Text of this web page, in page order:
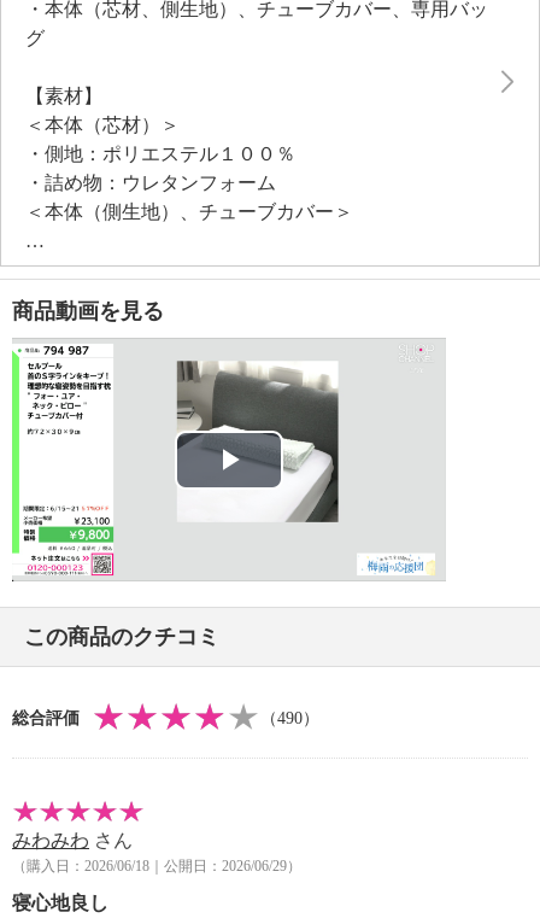
ので、清潔に使えます（芯材を手洗いする際は詰物を
中袋から出さずそのまま手洗いして下さい）。
・本体（芯材、側生地）、チューブカバー、専用バッ
グ
【素材】
＜本体（芯材）＞
・側地：ポリエステル１００％
・詰め物：ウレタンフォーム
＜本体（側生地）、チューブカバー＞
・表地：表側＝再生繊維（テンセル）１００％
中糸＝ポリエステル１００％
裏側＝ポリエステル９５％、ポリウレタン５％
【サイズ】
・本体（芯材、側生地）：約幅７２×奥行３０×高さ９
ｃｍ
・チューブカバー：約３３×６９ｃｍ
・本体（芯材、側生地）：約７４０ｇ
・チューブカバー：約２５０ｇ
【同梱書類】
・取扱説明書（保証書付）
【商品仕様詳細】
・チューブカバー：筒形
・その他：＜本体（芯材）＞
・手洗い：可
・漂白処理：塩素系・酸素系漂白不可
・自然乾燥：日陰の平干し
・アイロン仕上げ：不可
・ドライクリーニング：不可
＜本体（側生地）、チューブカバー＞
商品動画を見る
Play
この商品のクチコミ
総合評価 （490）
みわみわ さん
（購入日：2026/06/18｜公開日：2026/06/29）
寝心地良し